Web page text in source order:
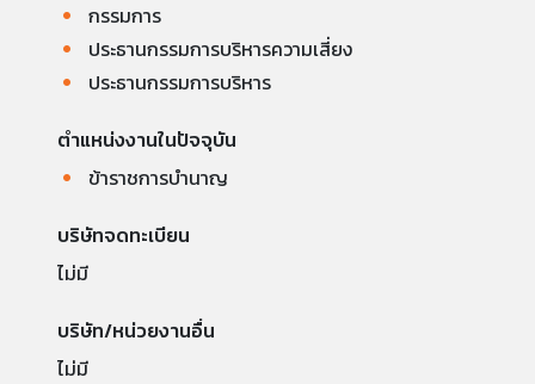
กรรมการ
ประธานกรรมการบริหารความเสี่ยง
ประธานกรรมการบริหาร
ตำแหน่งงานในปัจจุบัน
ข้าราชการบำนาญ
บริษัทจดทะเบียน
ไม่มี
บริษัท/หน่วยงานอื่น
ไม่มี